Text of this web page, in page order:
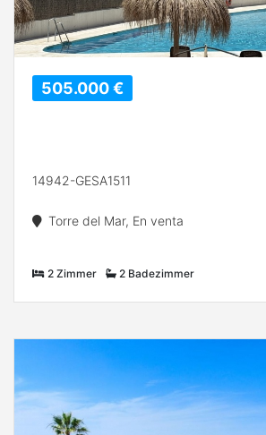
505.000 €
14942-GESA1511
Torre del Mar, En venta
2 Zimmer 2 Badezimmer